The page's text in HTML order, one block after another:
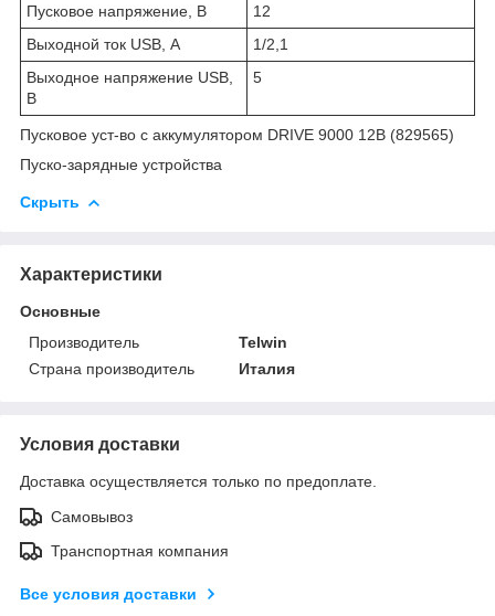
Пусковое напряжение, В
12
Выходной ток USB, А
1/2,1
Выходное напряжение USB,
В
5
Пусковое уст-во с аккумулятором DRIVE 9000 12В (829565)
Пуско-зарядные устройства
Скрыть
Характеристики
Основные
Производитель
Telwin
Страна производитель
Италия
Условия доставки
Доставка осуществляется только по предоплате.
Самовывоз
Транспортная компания
Все условия доставки